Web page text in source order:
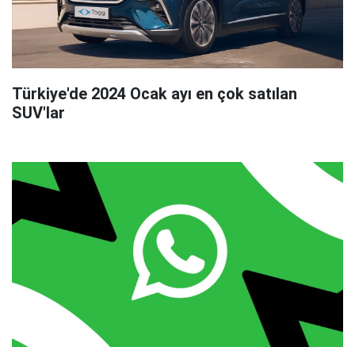
Türkiye'de 2024 Ocak ayı en çok satılan
SUV'lar